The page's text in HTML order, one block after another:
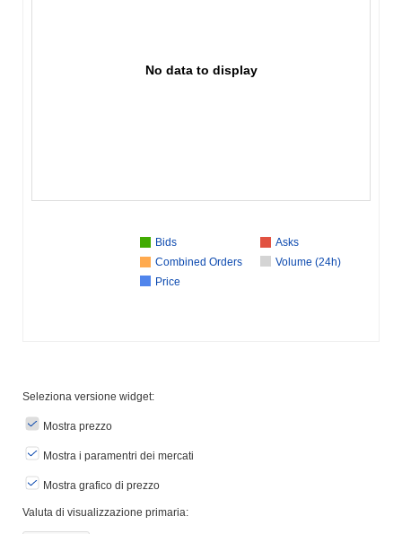
No data to display
Bids
Asks
Combined Orders
Volume (24h)
Price
Seleziona versione widget:
Mostra prezzo
Mostra i paramentri dei mercati
Mostra grafico di prezzo
Valuta di visualizzazione primaria: